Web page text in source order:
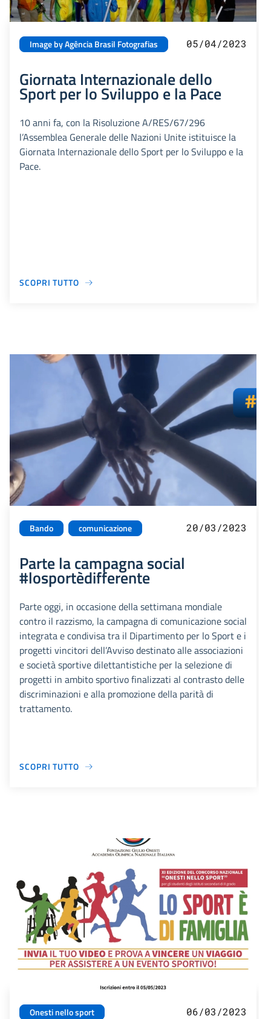
Image by Agência Brasil Fotografias 05/04/2023
Giornata Internazionale dello
Sport per lo Sviluppo e la Pace
10 anni fa, con la Risoluzione A/RES/67/296
l’Assemblea Generale delle Nazioni Unite istituisce la
Giornata Internazionale dello Sport per lo Sviluppo e la
Pace.
SCOPRI TUTTO
Bando comunicazione 20/03/2023
Parte la campagna social
#losportèdifferente
Parte oggi, in occasione della settimana mondiale
contro il razzismo, la campagna di comunicazione social
integrata e condivisa tra il Dipartimento per lo Sport e i
progetti vincitori dell’Avviso destinato alle associazioni
e società sportive dilettantistiche per la selezione di
progetti in ambito sportivo finalizzati al contrasto delle
discriminazioni e alla promozione della parità di
trattamento.
SCOPRI TUTTO
Onesti nello sport 06/03/2023